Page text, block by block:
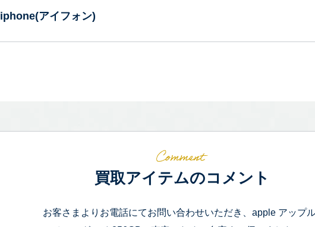
iphone(アイフォン)
買取アイテムのコメント
お客さまよりお電話にてお問い合わせいただき、apple アップ